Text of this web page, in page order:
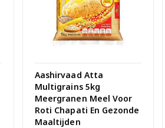
Aashirvaad Atta
Multigrains 5kg
Meergranen Meel Voor
Roti Chapati En Gezonde
Maaltijden